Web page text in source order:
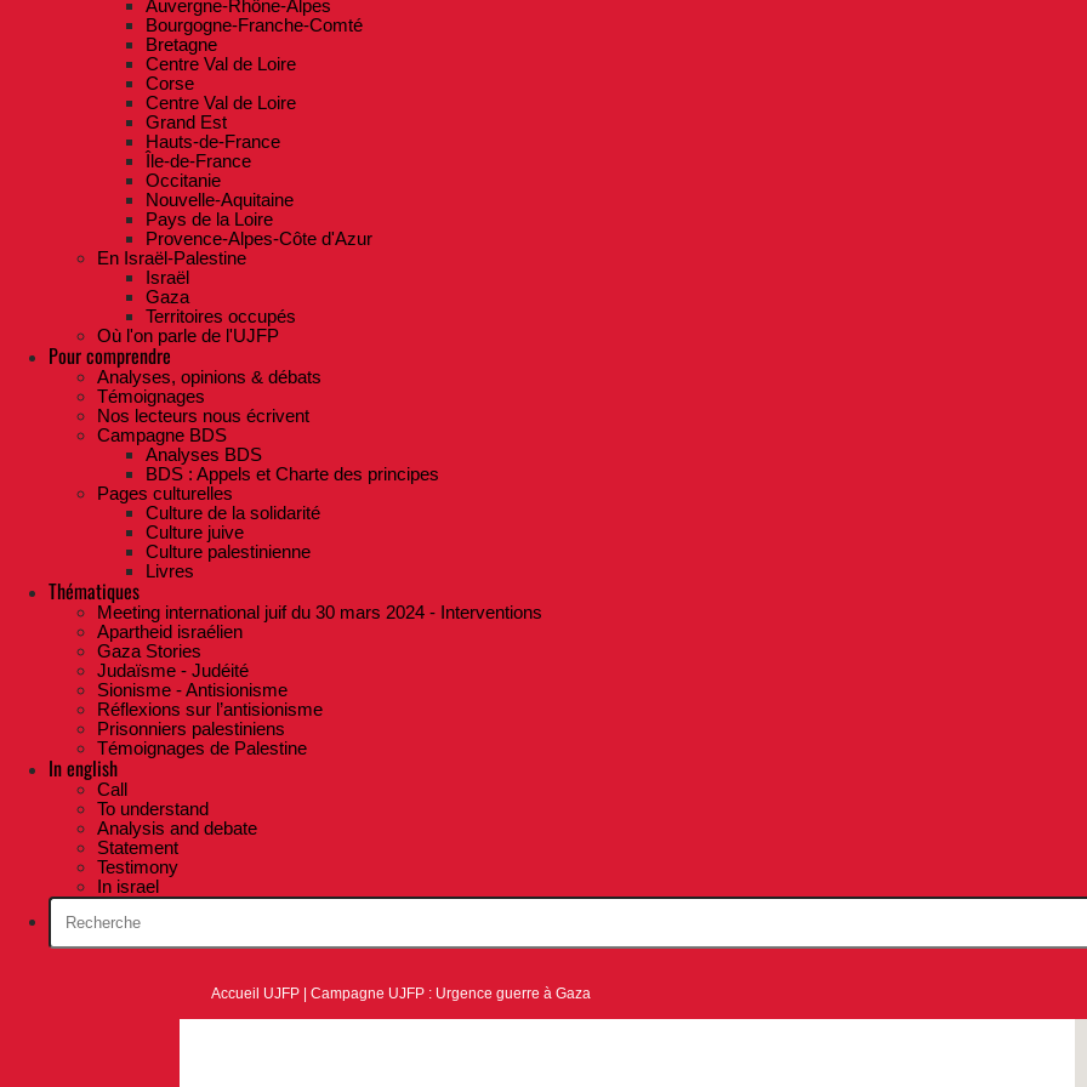
Auvergne-Rhône-Alpes
Bourgogne-Franche-Comté
Bretagne
Centre Val de Loire
Corse
Centre Val de Loire
Grand Est
Hauts-de-France
Île-de-France
Occitanie
Nouvelle-Aquitaine
Pays de la Loire
Provence-Alpes-Côte d'Azur
En Israël-Palestine
Israël
Gaza
Territoires occupés
Où l'on parle de l'UJFP
Pour comprendre
Analyses, opinions & débats
Témoignages
Nos lecteurs nous écrivent
Campagne BDS
Analyses BDS
BDS : Appels et Charte des principes
Pages culturelles
Culture de la solidarité
Culture juive
Culture palestinienne
Livres
Thématiques
Meeting international juif du 30 mars 2024 - Interventions
Apartheid israélien
Gaza Stories
Judaïsme - Judéité
Sionisme - Antisionisme
Réflexions sur l’antisionisme
Prisonniers palestiniens
Témoignages de Palestine
In english
Call
To understand
Analysis and debate
Statement
Testimony
In israel
Accueil UJFP |Campagne UJFP : Urgence guerre à Gaza